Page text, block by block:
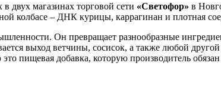
двух магазинах торговой сети «Светофор» в
колбасе – ДНК курицы, каррагинан и плотная
Он превращает разнообразные
выход ветчины, сосисок, а также любой
пищевая добавка, которую производитель обязан